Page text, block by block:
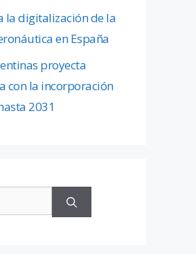
la digitalización de la
en España
proyecta
con la incorporación
2031